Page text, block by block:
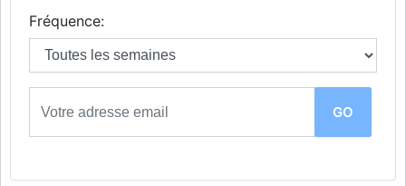
Fréquence: